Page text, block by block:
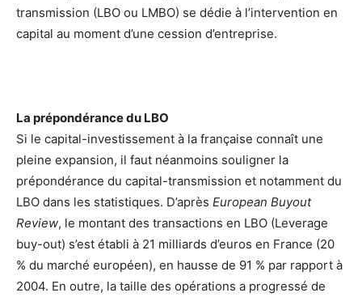
transmission (LBO ou LMBO) se dédie à l’intervention en
capital au moment d’une cession d’entreprise.
La prépondérance du LBO
Si le capital-investissement à la française connaît une
pleine expansion, il faut néanmoins souligner la
prépondérance du capital-transmission et notamment du
LBO dans les statistiques. D’après European Buyout
Review, le montant des transactions en LBO (Leverage
buy-out) s’est établi à 21 milliards d’euros en France (20
% du marché européen), en hausse de 91 % par rapport à
2004. En outre, la taille des opérations a progressé de